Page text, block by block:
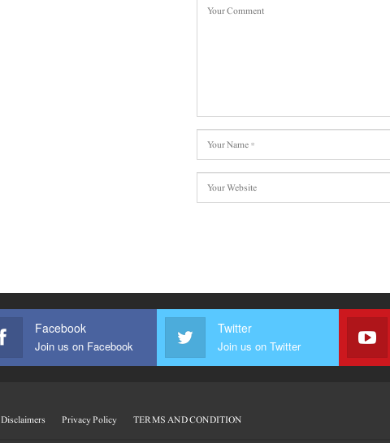
Facebook
Join us on Facebook
Twitter
Join us on Twitter
Disclaimers Privacy Policy TERMS AND CONDITION